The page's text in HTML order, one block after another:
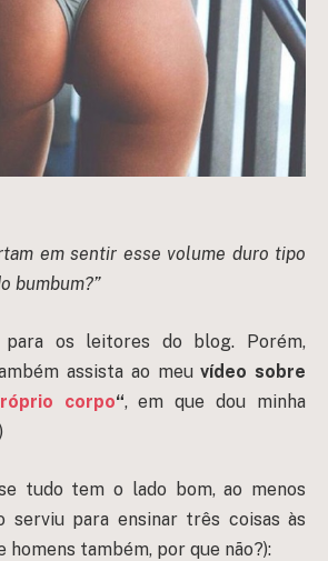
em sentir esse volume duro tipo
bumbum?”
para os leitores do blog. Porém,
assista ao meuvídeo sobre
corpo“, em que dou minha
tudo tem o lado bom, ao menos
serviu para ensinar três coisas às
homens também, por que não?):